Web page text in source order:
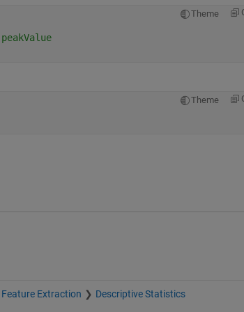
Theme
Theme
Extraction Descriptive Statistics